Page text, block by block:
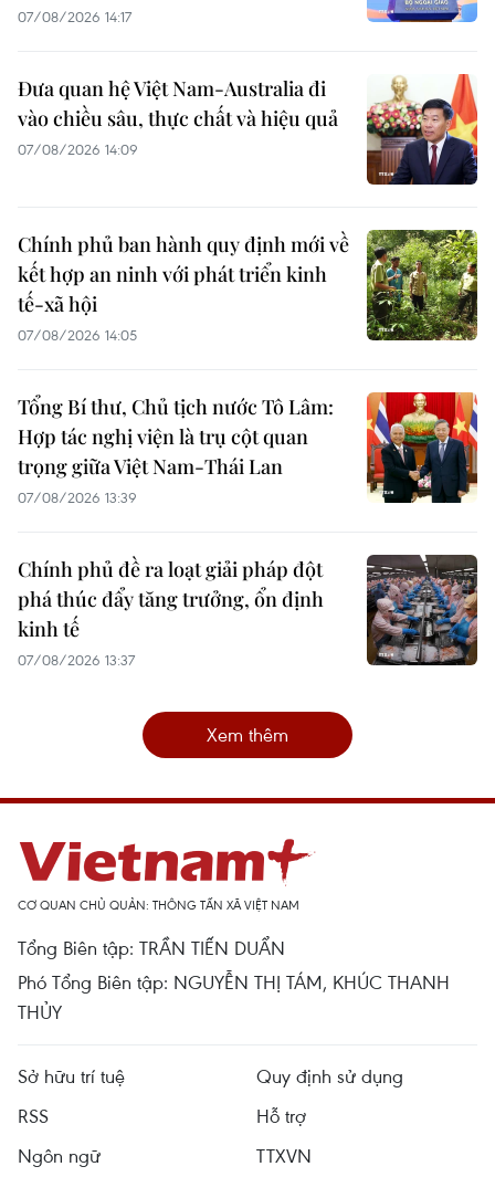
07/08/2026 14:17
Đưa quan hệ Việt Nam-Australia đi
vào chiều sâu, thực chất và hiệu quả
07/08/2026 14:09
Chính phủ ban hành quy định mới về
kết hợp an ninh với phát triển kinh
tế-xã hội
07/08/2026 14:05
Tổng Bí thư, Chủ tịch nước Tô Lâm:
Hợp tác nghị viện là trụ cột quan
trọng giữa Việt Nam-Thái Lan
07/08/2026 13:39
Chính phủ đề ra loạt giải pháp đột
phá thúc đẩy tăng trưởng, ổn định
kinh tế
07/08/2026 13:37
Xem thêm
CƠ QUAN CHỦ QUẢN: THÔNG TẤN XÃ VIỆT NAM
Tổng Biên tập: TRẦN TIẾN DUẨN
Phó Tổng Biên tập: NGUYỄN THỊ TÁM, KHÚC THANH
THỦY
Sở hữu trí tuệ
Quy định sử dụng
RSS
Hỗ trợ
Ngôn ngữ
TTXVN